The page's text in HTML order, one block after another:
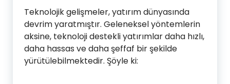
Teknolojik gelişmeler, yatırım dünyasında
devrim yaratmıştır. Geleneksel yöntemlerin
aksine, teknoloji destekli yatırımlar daha hızlı,
daha hassas ve daha şeffaf bir şekilde
yürütülebilmektedir. Şöyle ki: